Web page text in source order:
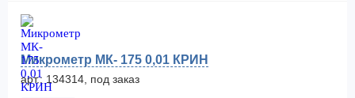
Микрометр МК- 175 0,01 КРИН
арт.: 134314, под заказ